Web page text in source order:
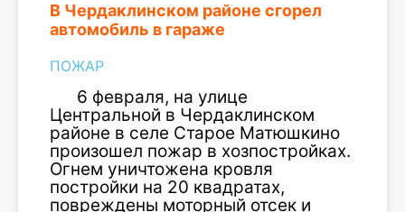
В Чердаклинском районе сгорел
автомобиль в гараже
ПОЖАР
6 февраля, на улице
Центральной в Чердаклинском
районе в селе Старое Матюшкино
произошел пожар в хозпостройках.
Огнем уничтожена кровля
постройки на 20 квадратах,
повреждены моторный отсек и